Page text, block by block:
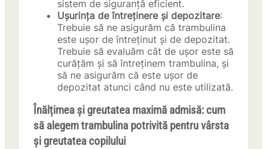
sistem de siguranță eficient.
Ușurința de întreținere și depozitare:
Trebuie să ne asigurăm că trambulina
este ușor de întreținut și de depozitat.
Trebuie să evaluăm cât de ușor este să
curățăm și să întreținem trambulina, și
să ne asigurăm că este ușor de
depozitat atunci când nu este utilizată.
Înălțimea și greutatea maximă admisă: cum
să alegem trambulina potrivită pentru vârsta
și greutatea copilului